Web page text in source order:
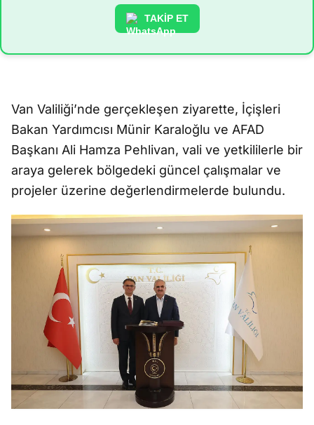
TAKİP ET
Van Valiliği’nde gerçekleşen ziyarette, İçişleri
Bakan Yardımcısı Münir Karaloğlu ve AFAD
Başkanı Ali Hamza Pehlivan, vali ve yetkililerle bir
araya gelerek bölgedeki güncel çalışmalar ve
projeler üzerine değerlendirmelerde bulundu.